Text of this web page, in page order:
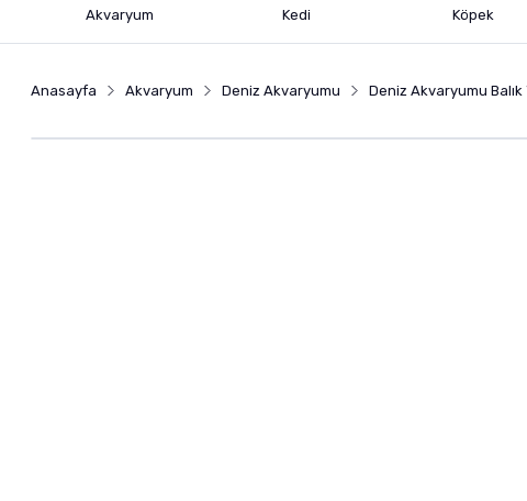
Akvaryum Kedi Köpek
Anasayfa Akvaryum Deniz Akvaryumu Deniz Akvaryumu Balık